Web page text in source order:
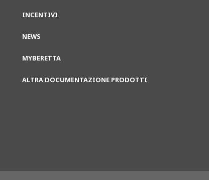
INCENTIVI
NEWS
MYBERETTA
ALTRA DOCUMENTAZIONE PRODOTTI